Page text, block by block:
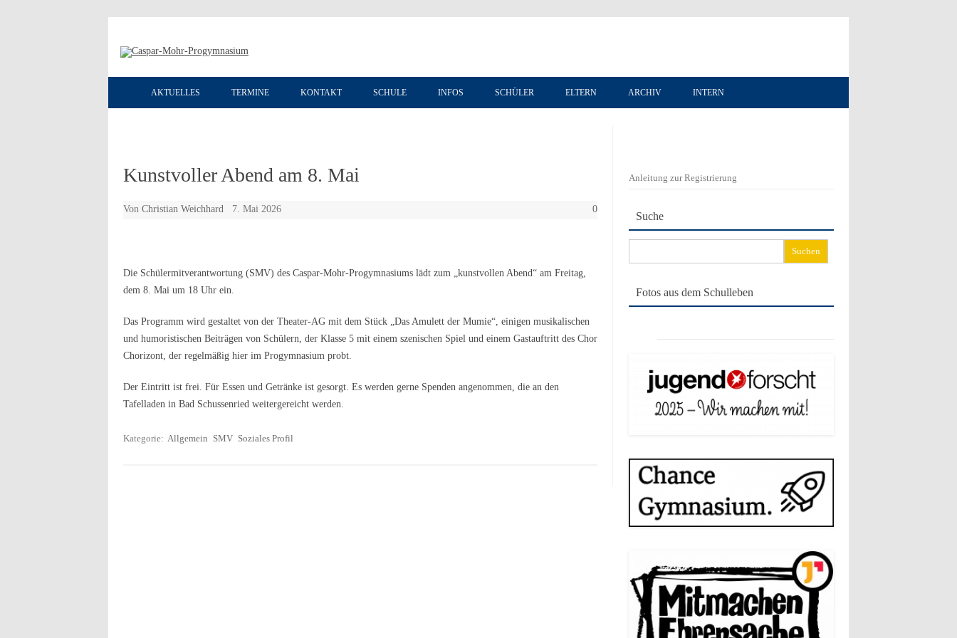
AKTUELLES TERMINE KONTAKT SCHULE INFOS SCHÜLER ELTERN ARCHIV INTERN
Kunstvoller Abend am 8. Mai
Von Christian Weichhard 7. Mai 2026 0
Die Schülermitverantwortung (SMV) des Caspar-Mohr-Progymnasiums lädt zum „kunstvollen Abend“ am Freitag,
dem 8. Mai um 18 Uhr ein.
Das Programm wird gestaltet von der Theater-AG mit dem Stück „Das Amulett der Mumie“, einigen musikalischen
und humoristischen Beiträgen von Schülern, der Klasse 5 mit einem szenischen Spiel und einem Gastauftritt des Chor
Chorizont, der regelmäßig hier im Progymnasium probt.
Der Eintritt ist frei. Für Essen und Getränke ist gesorgt. Es werden gerne Spenden angenommen, die an den
Tafelladen in Bad Schussenried weitergereicht werden.
Kategorie: Allgemein SMV Soziales Profil
Anleitung zur Registrierung
Suche
nach:
Fotos aus dem Schulleben